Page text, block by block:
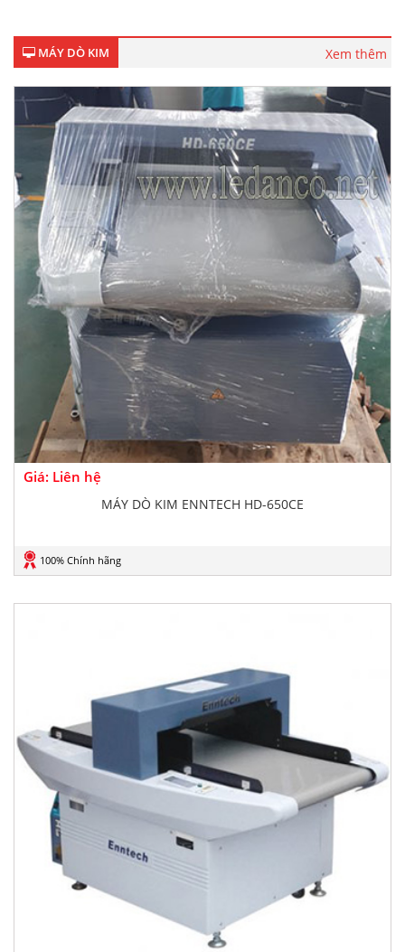
MÁY DÒ KIM Xem thêm
Giá: Liên hệ
MÁY DÒ KIM ENNTECH HD-650CE
100% Chính hãng